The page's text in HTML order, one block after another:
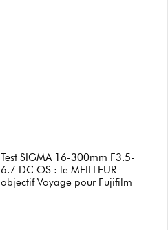
Test SIGMA 16-300mm F3.5-
6.7 DC OS : le MEILLEUR
objectif Voyage pour Fujifilm